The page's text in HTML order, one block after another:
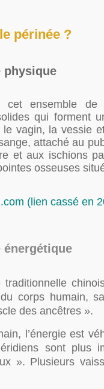
périnée ?
physique
cet ensemble
qui forment
vagin, la vessie
attaché au
et aux ischions
osseuses
(lien cassé en
énergétique
traditionnelle
corps humain,
des ancêtres ».
l’énergie est
sont plus
». Plusieurs